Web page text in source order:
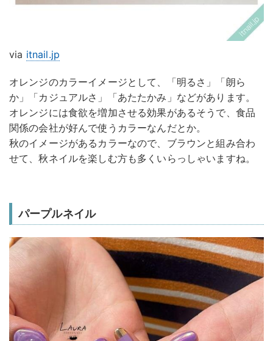
via itnail.jp
オレンジのカラーイメージとして、「明るさ」「朗ら
か」「カジュアルさ」「あたたかみ」などがあります。
オレンジには食欲を増加させる効果があるそうで、食品
関係の会社が好んで使うカラーなんだとか。
秋のイメージがあるカラーなので、ブラウンと組み合わ
せて、秋ネイルを楽しむ方も多くいらっしゃいますね。
パープルネイル